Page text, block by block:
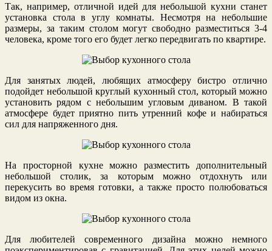
Так, например, отличной идей для небольшой кухни станет
установка стола в углу комнаты. Несмотря на небольшие
размеры, за таким столом могут свободно разместиться 3-4
человека, кроме того его будет легко передвигать по квартире.
Для занятых людей, любящих атмосферу бистро отлично
подойдет небольшой круглый кухонный стол, который можно
установить рядом с небольшим угловым диваном. В такой
атмосфере будет приятно пить утренний кофе и набираться
сил для напряженного дня.
На просторной кухне можно разместить дополнительный
небольшой столик, за которым можно отдохнуть или
перекусить во время готовки, а также просто полюбоваться
видом из окна.
Для любителей современного дизайна можно немного